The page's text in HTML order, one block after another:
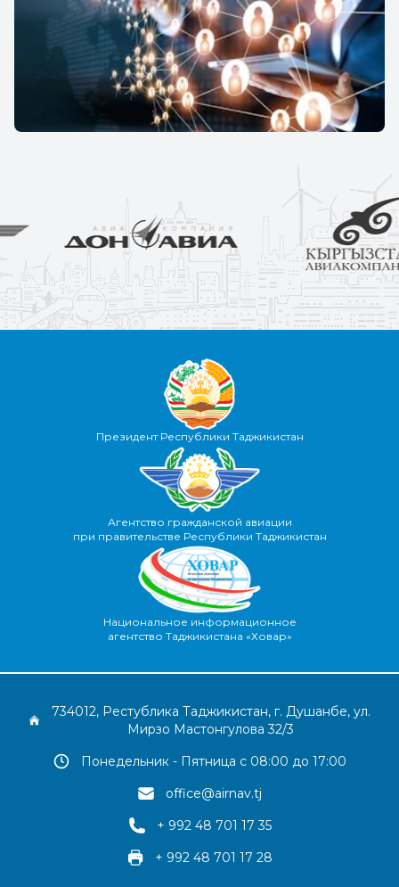
Президент Республики Таджикистан
Агентство гражданской авиации
при правительстве Республики Таджикистан
Национальное информационное
агентство Таджикистана «Ховар»
734012, Рестублика Таджикистан, г. Душанбе, ул.
Мирзо Мастонгулова 32/3
Понедельник - Пятница с 08:00 до 17:00
office@airnav.tj
+ 992 48 701 17 35
+ 992 48 701 17 28